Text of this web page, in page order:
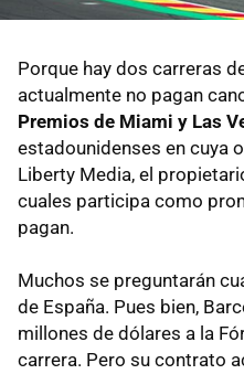
Porque hay dos carreras
actualmente no pagan
Premios de Miami y Las
estadounidenses en cuya
Liberty Media, el
cuales participa como
pagan.
Muchos se preguntarán
de España. Pues bien,
millones de dólares a la
carrera. Pero su contrato